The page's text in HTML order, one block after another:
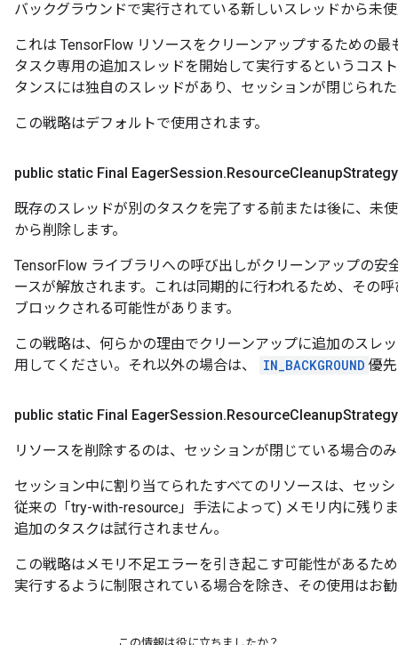
バックグラウンドで実行されている新しいスレッドから未
これは TensorFlow リソースをクリーンアップするための
タスク専用の追加スレッドを開始して実行するというコス
タンスには独自のスレッドがあり、セッションが閉じられ
この戦略はデフォルトで使用されます。
public static Final EagerSession.ResourceCleanupStrategy
既存のスレッドが別のタスクを完了する前または後に、未
から削除します。
TensorFlow ライブラリへの呼び出しがクリーンアップの安
ースが解放されます。これは同期的に行われるため、その
ブロックされる可能性があります。
この戦略は、何らかの理由でクリーンアップに追加のスレ
用してください。それ以外の場合は、
IN_BACKGROUND 優
public static Final EagerSession.ResourceCleanupStrategy
リソースを削除するのは、セッションが閉じている場合の
セッション中に割り当てられたすべてのリソースは、セッ
従来の「try-with-resource」手法によって) メモリ内に残り
追加のタスクは試行されません。
この戦略はメモリ不足エラーを引き起こす可能性があるた
実行するように制限されている場合を除き、その使用はお